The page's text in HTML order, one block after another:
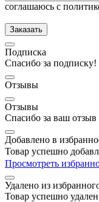
соглашаюсь с
Заказать
Подписка
Спасибо за подписку!
Отзывы
Отзывы
Спасибо за ваш отзыв
Добавлено в
Товар успешно
Просмотреть
Удалено из
Товар успешно